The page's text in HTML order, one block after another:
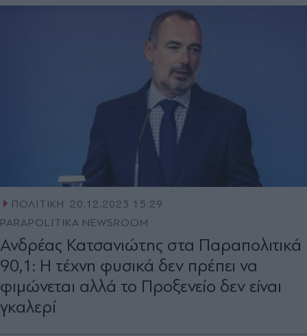
ΠΟΛΙΤΙΚΗ
20.12.2023 15:29
PARAPOLITIKA NEWSROOM
Ανδρέας Κατσανιώτης στα Παραπολιτικά
90,1: Η τέχνη φυσικά δεν πρέπει να
φιμώνεται αλλά το Προξενείο δεν είναι
γκαλερί